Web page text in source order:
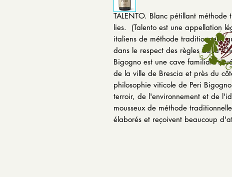
TALENTO. Blanc pétillant méthode
lies.
(Talento est une appellation
italiens de méthode traditionnelle
dans le respect des règles de la
Bigogno est une cave familiale
de la ville de Brescia et près du
philosophie viticole de Peri
terroir, de l'environnement et de
mousseux de méthode
élaborés et reçoivent beaucoup